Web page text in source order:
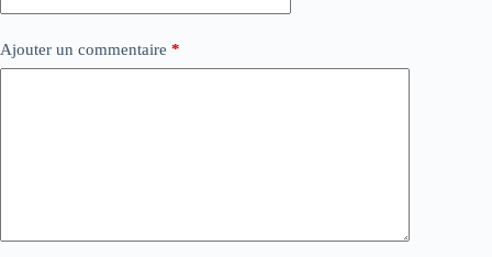
Ajouter un commentaire *